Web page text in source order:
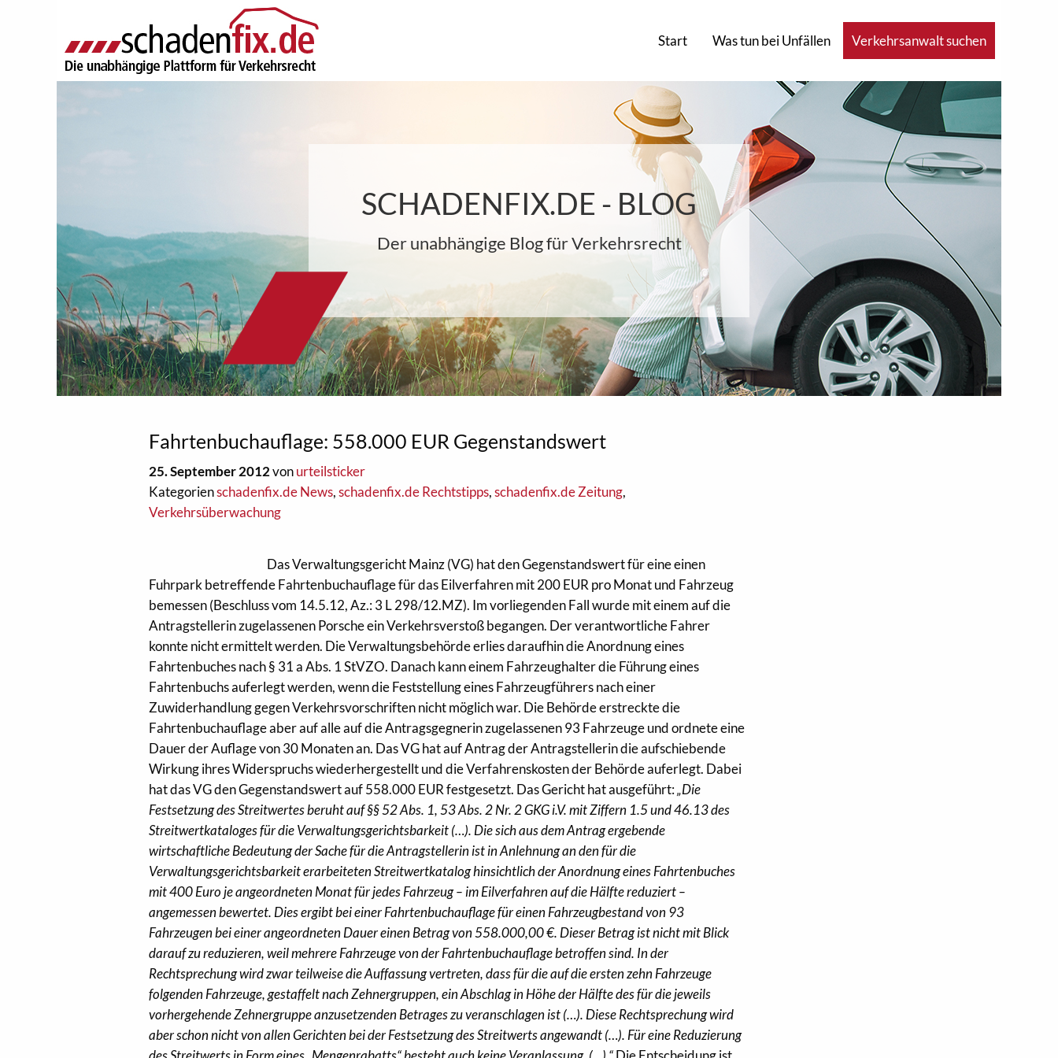
Start Was tun bei Unfällen Verkehrsanwalt suchen
SCHADENFIX.DE - BLOG
Der unabhängige Blog für Verkehrsrecht
Fahrtenbuchauflage: 558.000 EUR Gegenstandswert
25. September 2012vonurteilsticker
Kategorienschadenfix.de News,schadenfix.de Rechtstipps,schadenfix.de Zeitung,
Verkehrsüberwachung
Das Verwaltungsgericht Mainz (VG) hat den Gegenstandswert für eine einen
Fuhrpark betreffende Fahrtenbuchauflage für das Eilverfahren mit 200 EUR pro Monat und Fahrzeug
bemessen (Beschluss vom 14.5.12, Az.: 3 L 298/12.MZ). Im vorliegenden Fall wurde mit einem auf die
Antragstellerin zugelassenen Porsche ein Verkehrsverstoß begangen. Der verantwortliche Fahrer
konnte nicht ermittelt werden. Die Verwaltungsbehörde erlies daraufhin die Anordnung eines
Fahrtenbuches nach § 31 a Abs. 1 StVZO. Danach kann einem Fahrzeughalter die Führung eines
Fahrtenbuchs auferlegt werden, wenn die Feststellung eines Fahrzeugführers nach einer
Zuwiderhandlung gegen Verkehrsvorschriften nicht möglich war. Die Behörde erstreckte die
Fahrtenbuchauflage aber auf alle auf die Antragsgegnerin zugelassenen 93 Fahrzeuge und ordnete eine
Dauer der Auflage von 30 Monaten an. Das VG hat auf Antrag der Antragstellerin die aufschiebende
Wirkung ihres Widerspruchs wiederhergestellt und die Verfahrenskosten der Behörde auferlegt. Dabei
hat das VG den Gegenstandswert auf 558.000 EUR festgesetzt. Das Gericht hat ausgeführt:„Die
Festsetzung des Streitwertes beruht auf §§ 52 Abs. 1, 53 Abs. 2 Nr. 2 GKG i.V. mit Ziffern 1.5 und 46.13 des
Streitwertkataloges für die Verwaltungsgerichtsbarkeit (…). Die sich aus dem Antrag ergebende
wirtschaftliche Bedeutung der Sache für die Antragstellerin ist in Anlehnung an den für die
Verwaltungsgerichtsbarkeit erarbeiteten Streitwertkatalog hinsichtlich der Anordnung eines Fahrtenbuches
mit 400 Euro je angeordneten Monat für jedes Fahrzeug – im Eilverfahren auf die Hälfte reduziert –
angemessen bewertet. Dies ergibt bei einer Fahrtenbuchauflage für einen Fahrzeugbestand von 93
Fahrzeugen bei einer angeordneten Dauer einen Betrag von 558.000,00 €. Dieser Betrag ist nicht mit Blick
darauf zu reduzieren, weil mehrere Fahrzeuge von der Fahrtenbuchauflage betroffen sind. In der
Rechtsprechung wird zwar teilweise die Auffassung vertreten, dass für die auf die ersten zehn Fahrzeuge
folgenden Fahrzeuge, gestaffelt nach Zehnergruppen, ein Abschlag in Höhe der Hälfte des für die jeweils
vorhergehende Zehnergruppe anzusetzenden Betrages zu veranschlagen ist (…). Diese Rechtsprechung wird
aber schon nicht von allen Gerichten bei der Festsetzung des Streitwerts angewandt (…). Für eine Reduzierung